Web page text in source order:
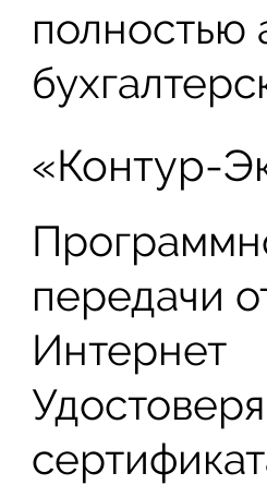
полностью
«Контур-
передачи
Интернет